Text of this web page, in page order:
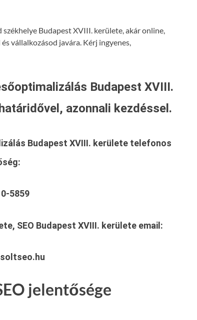
Budapest XVIII. kerülete, akár online,
vállalkozásod javára. Kérj ingyenes,
Budapest XVIII.
azonnali kezdéssel.
Budapest XVIII. kerülete telefonos
5859
SEO Budapest XVIII. kerülete email:
jelentősége